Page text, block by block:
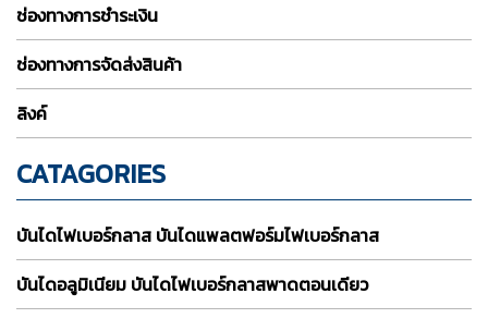
ช่องทางการชำระเงิน
ช่องทางการจัดส่งสินค้า
ลิงค์
CATAGORIES
บันไดไฟเบอร์กลาส บันไดแพลตฟอร์มไฟเบอร์กลาส
บันไดอลูมิเนียม บันไดไฟเบอร์กลาสพาดตอนเดียว